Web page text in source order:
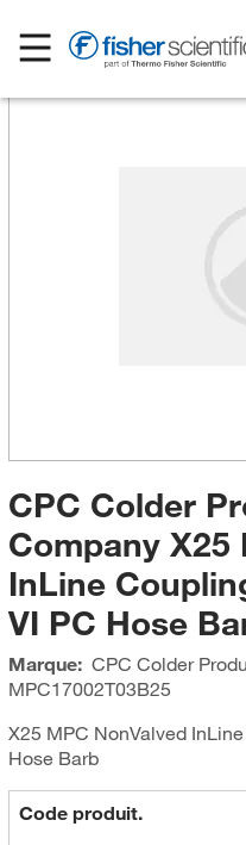
CPC Colder
Company X25
InLine
VI PC Hose
Marque: CPC Colder
MPC17002T03B25
X25 MPC NonValved
Hose Barb
Code produit.